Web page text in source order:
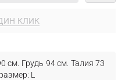
КЛИК
см. Грудь 94 см. Талия 73
L